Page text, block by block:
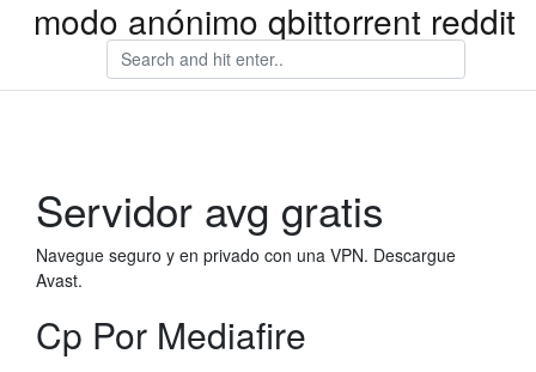
modo anónimo qbittorrent reddit
Servidor avg gratis
Navegue seguro y en privado con una VPN. Descargue
Avast.
Cp Por Mediafire